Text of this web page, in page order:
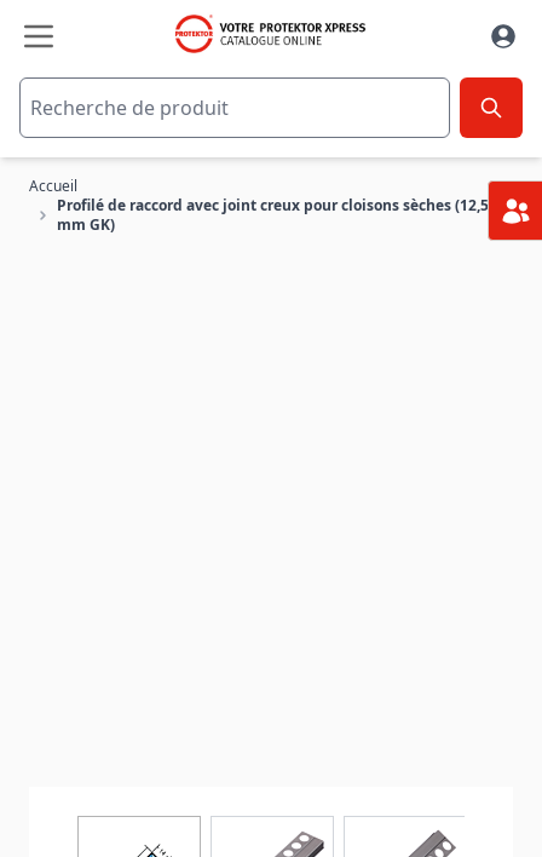
Accueil
Profilé de raccord avec joint creux pour cloisons sèches (12,5
mm GK)
View larger imageView larger imageView larger